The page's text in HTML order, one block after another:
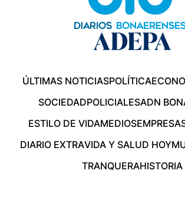
ÚLTIMAS NOTICIASPOLÍTICA
SOCIEDADPOLICIALESADN
ESTILO DE VIDAMEDIOS
DIARIO EXTRAVIDA Y SALUD HOY
TRANQUERAHISTORIA